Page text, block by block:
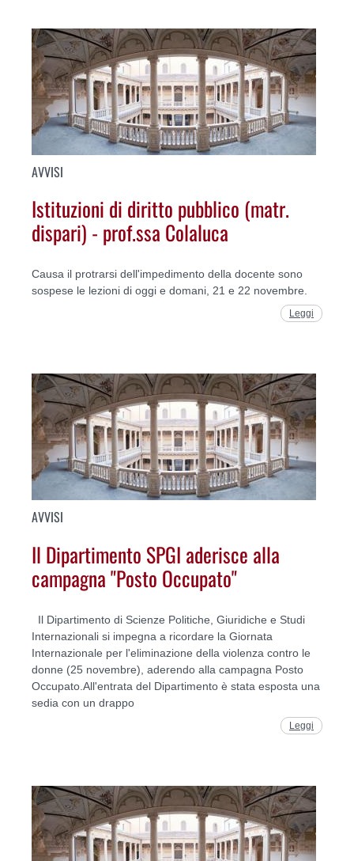
AVVISI
Istituzioni di diritto pubblico (matr.
dispari) - prof.ssa Colaluca
Causa il protrarsi dell'impedimento della docente sono
sospese le lezioni di oggi e domani, 21 e 22 novembre.
Leggi
AVVISI
Il Dipartimento SPGI aderisce alla
campagna "Posto Occupato"
Il Dipartimento di Scienze Politiche, Giuridiche e Studi
Internazionali si impegna a ricordare la Giornata
Internazionale per l'eliminazione della violenza contro le
donne (25 novembre), aderendo alla campagna Posto
Occupato.All'entrata del Dipartimento è stata esposta una
sedia con un drappo
Leggi